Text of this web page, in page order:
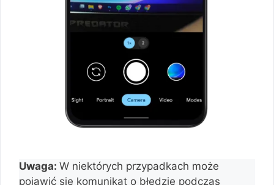
Uwaga: W niektórych przypadkach może
pojawić się komunikat o błędzie podczas